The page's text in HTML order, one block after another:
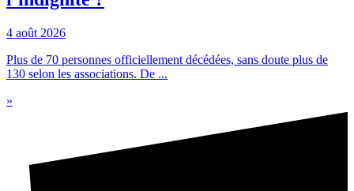
4 août 2026
Plus de 70 personnes officiellement décédées, sans doute plus de
130 selon les associations. De ...
»